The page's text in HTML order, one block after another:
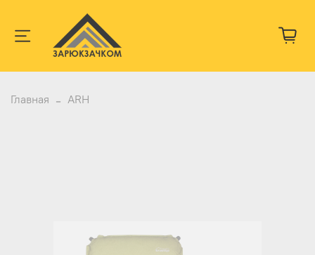
Главная ARH